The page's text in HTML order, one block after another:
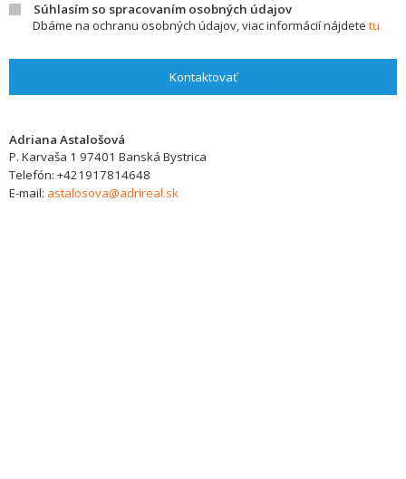
Súhlasím so spracovaním osobných údajov
Dbáme na ochranu osobných údajov, viac informácií nájdete tu
Kontaktovať
Adriana Astalošová
P. Karvaša 1 97401 Banská Bystrica
Telefón: +421917814648
E-mail: astalosova@adrireal.sk